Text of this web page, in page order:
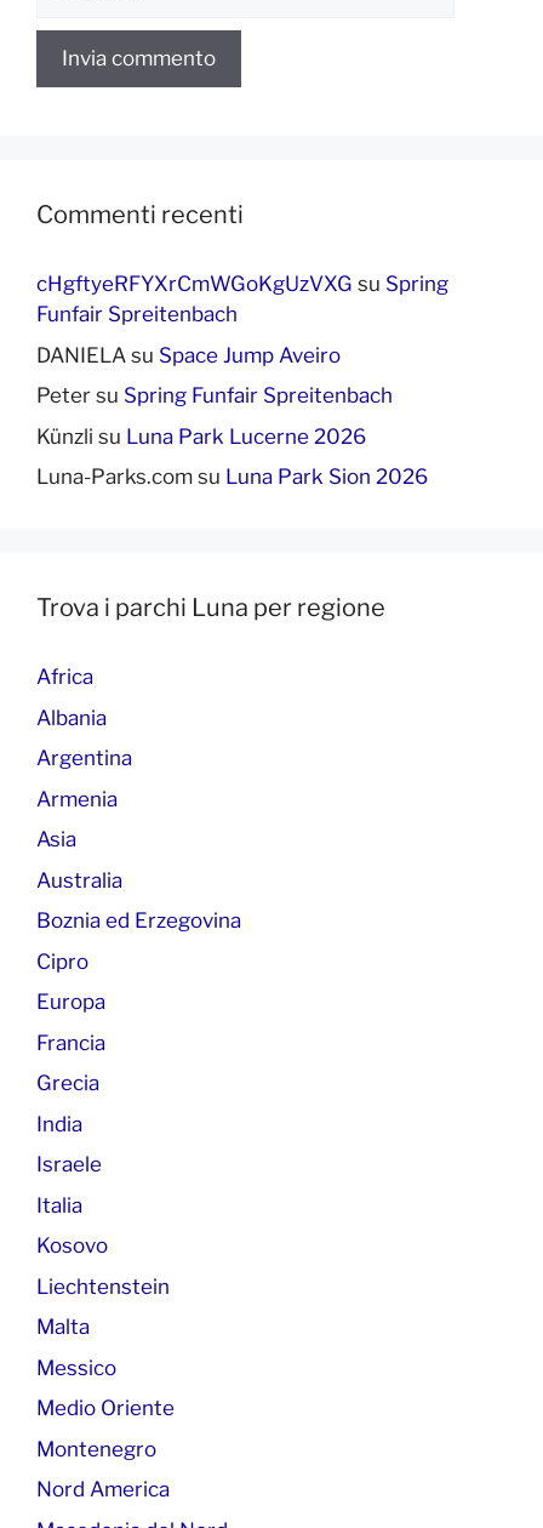
Commenti recenti
cHgftyeRFYXrCmWGoKgUzVXG su Spring
Funfair Spreitenbach
DANIELA su Space Jump Aveiro
Peter su Spring Funfair Spreitenbach
Künzli su Luna Park Lucerne 2026
Luna-Parks.com su Luna Park Sion 2026
Trova i parchi Luna per regione
Africa
Albania
Argentina
Armenia
Asia
Australia
Boznia ed Erzegovina
Cipro
Europa
Francia
Grecia
India
Israele
Italia
Kosovo
Liechtenstein
Malta
Messico
Medio Oriente
Montenegro
Nord America